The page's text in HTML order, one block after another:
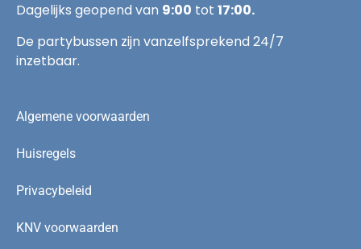
Dagelijks geopend van 9:00 tot 17:00.
De partybussen zijn vanzelfsprekend 24/7
inzetbaar.
Algemene voorwaarden
Huisregels
Privacybeleid
KNV voorwaarden